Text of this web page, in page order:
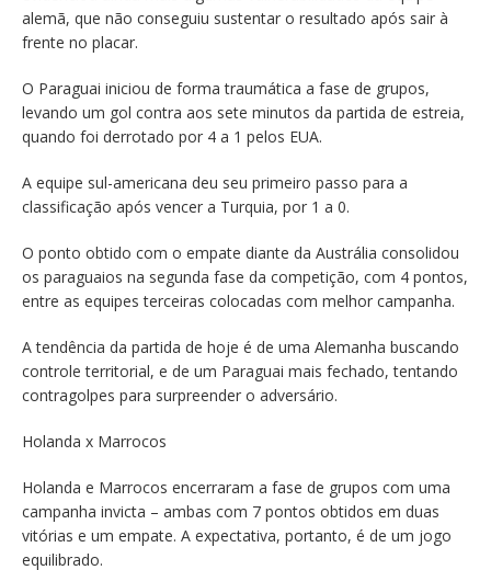
alemã, que não conseguiu sustentar o resultado após sair à
frente no placar.
O Paraguai iniciou de forma traumática a fase de grupos,
levando um gol contra aos sete minutos da partida de estreia,
quando foi derrotado por 4 a 1 pelos EUA.
A equipe sul-americana deu seu primeiro passo para a
classificação após vencer a Turquia, por 1 a 0.
O ponto obtido com o empate diante da Austrália consolidou
os paraguaios na segunda fase da competição, com 4 pontos,
entre as equipes terceiras colocadas com melhor campanha.
A tendência da partida de hoje é de uma Alemanha buscando
controle territorial, e de um Paraguai mais fechado, tentando
contragolpes para surpreender o adversário.
Holanda x Marrocos
Holanda e Marrocos encerraram a fase de grupos com uma
campanha invicta – ambas com 7 pontos obtidos em duas
vitórias e um empate. A expectativa, portanto, é de um jogo
equilibrado.